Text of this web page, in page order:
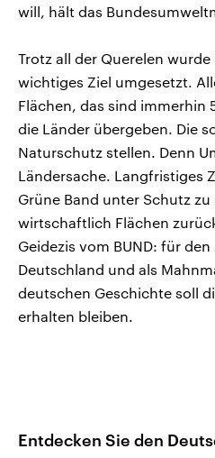
will, hält das
Trotz all der Querelen wurde
wichtiges Ziel umgesetzt.
Flächen, das sind immerhin
die Länder übergeben. Die
Naturschutz stellen. Denn
Ländersache. Langfristiges
Grüne Band unter Schutz
wirtschaftlich Flächen
Geidezis vom BUND: für
Deutschland und als
deutschen Geschichte soll
erhalten bleiben.
Entdecken Sie den